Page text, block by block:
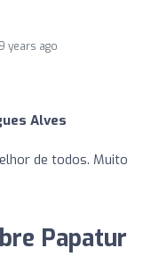
9 years ago
Alves
de todos. Muito
Papatur